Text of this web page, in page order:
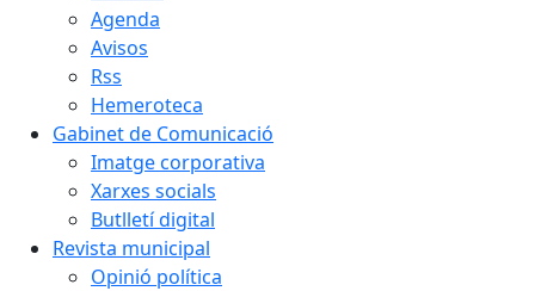
Agenda
Avisos
Rss
Hemeroteca
Gabinet de Comunicació
Imatge corporativa
Xarxes socials
Butlletí digital
Revista municipal
Opinió política